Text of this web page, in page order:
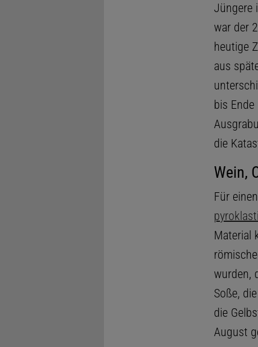
Jüngere
war der
heutige
aus
bis
die
Wein,
Für
Material
wurden,
Soße,
die
August